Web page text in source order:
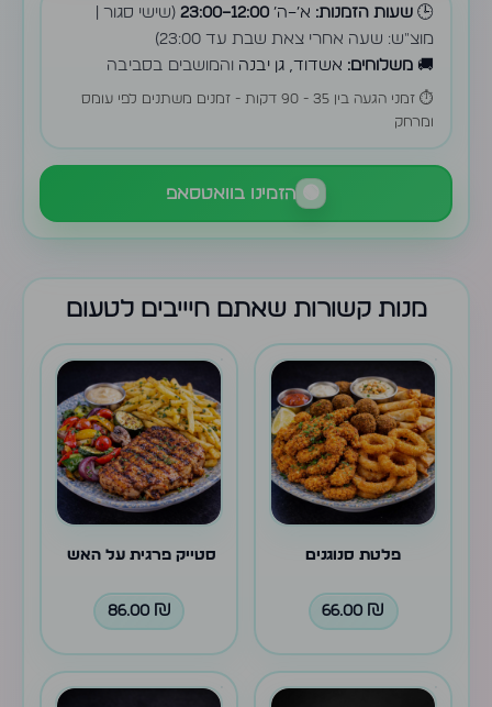
🕒שעות הזמנות: א׳–ה׳12:00–23:00
(שישי סגור |
מוצ״ש: שעה אחרי צאת שבת עד 23:00)
🚚משלוחים: אשדוד, גן יבנהוהמושבים בסביבה
⏱️ זמני הגעה בין 35 - 90 דקות - זמנים משתנים לפי עומס
ומרחק
🟢 הזמינו בוואטסאפ
מנות קשורות שאתם חיייבים לטעום
פלטת סנוגנים
66.00 ₪
סטייק פרגית על האש
86.00 ₪